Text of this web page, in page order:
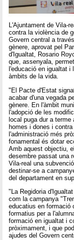
L'Ajuntament de Vila-
contra la violència de
Govern central a
gènere, aprovat pel
d'Igualtat, Rosario
que, assenyala,
l'educació en igualtat
àmbits de la vida.
"El Pacte d'Estat
acabar d'una vegada
gènere. En l'àmbit
l'adopció de les
local puga dur a
homes i dones i
l'administració més
fonamental és dotar
Amb aquest objectiu,
desembre passat una
Vila-real una
destinar-se a
del departament en
"La Regidoria
com la campanya
educatius en formació
formatius per a
formació en igualtat i
pròximament, i que
ajudes del Govern